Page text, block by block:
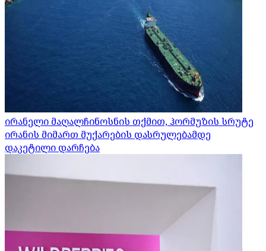
ირანელი მაღალჩინოსნის თქმით, ჰორმუზის სრუტე
ირანის მიმართ მუქარების დასრულებამდე
დაკეტილი დარჩება